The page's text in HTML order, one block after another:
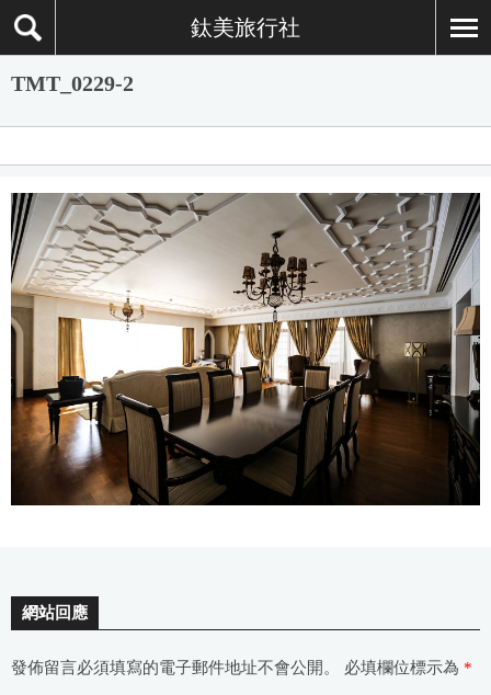
鈦美旅行社
TMT_0229-2
網站回應
發佈留言必須填寫的電子郵件地址不會公開。 必填欄位標示為 *